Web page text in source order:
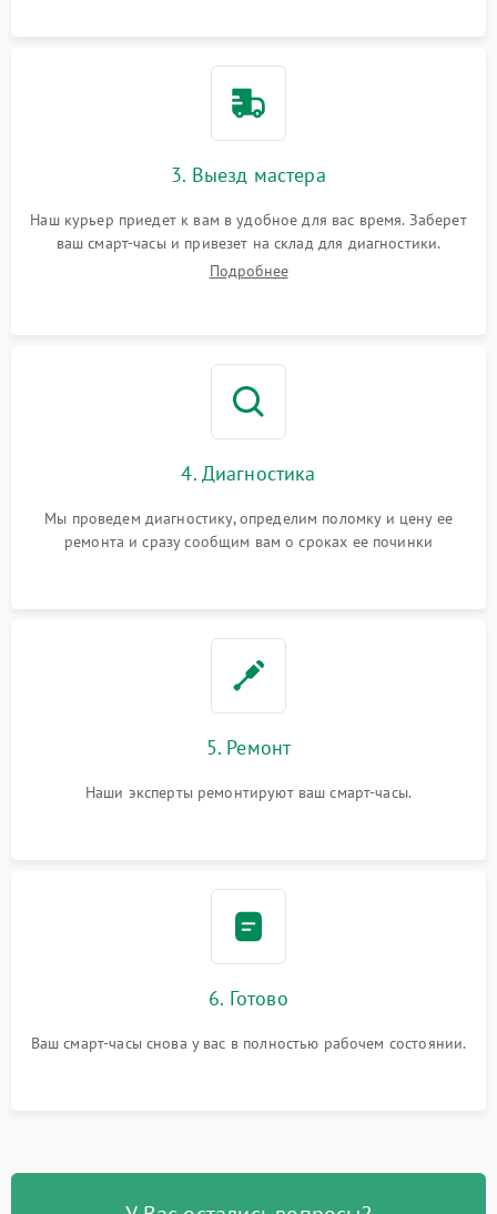
3. Выезд мастера
Наш курьер приедет к вам в удобное для вас время. Заберет
ваш смарт-часы и привезет на склад для диагностики.
Подробнее
4. Диагностика
Мы проведем диагностику, определим поломку и цену ее
ремонта и сразу сообщим вам о сроках ее починки
5. Ремонт
Наши эксперты ремонтируют ваш смарт-часы.
6. Готово
Ваш смарт-часы снова у вас в полностью рабочем состоянии.